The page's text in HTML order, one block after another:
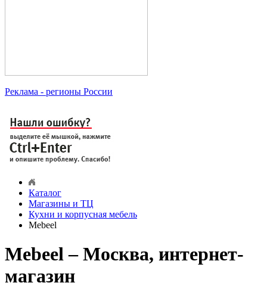
Реклама - регионы России
Каталог
Магазины и ТЦ
Кухни и корпусная мебель
Mebeel
Mebeel – Москва, интернет-
магазин